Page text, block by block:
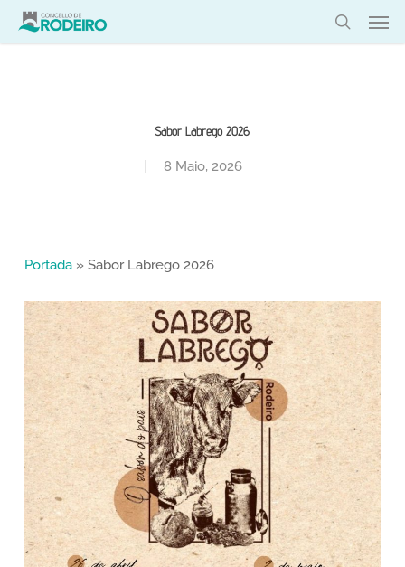
Skip
Sabor Labrego 2026
8 Maio, 2026
Portada» Sabor Labrego 2026